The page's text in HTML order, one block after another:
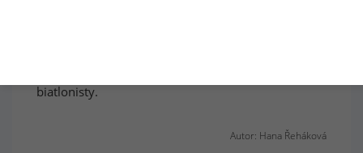
biatlonisty.
Autor: Hana Řeháková